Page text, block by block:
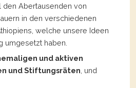
den Abertausenden von
in den verschiedenen
welche unsere Ideen
umgesetzt haben.
und aktiven
und Stiftungsräten , und